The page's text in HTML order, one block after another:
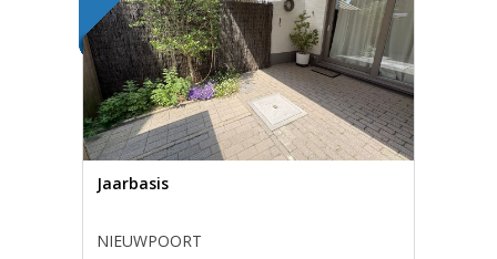
Jaarbasis
NIEUWPOORT